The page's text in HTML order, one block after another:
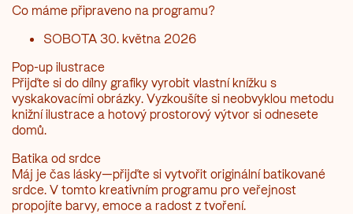
Co máme připraveno na programu?
SOBOTA 30. května 2026
Pop-up ilustrace
Přijďte si do dílny grafiky vyrobit vlastní knížku s
vyskakovacími obrázky. Vyzkoušíte si neobvyklou metodu
knižní ilustrace a hotový prostorový výtvor si odnesete
domů.
Batika od srdce
Máj je čas lásky—přijďte si vytvořit originální batikované
srdce. V tomto kreativním programu pro veřejnost
propojíte barvy, emoce a radost z tvoření.